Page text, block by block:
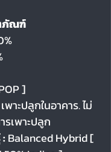
ภัณฑ์
]
เพาะปลูกในอาคาร. ไม่
รเพาะปลูก
Balanced Hybrid [